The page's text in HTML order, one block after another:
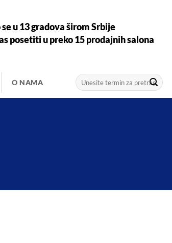
u 13 gradova širom Srbije
posetiti u preko 15 prodajnih salona
O NAMA
Претрага
за: